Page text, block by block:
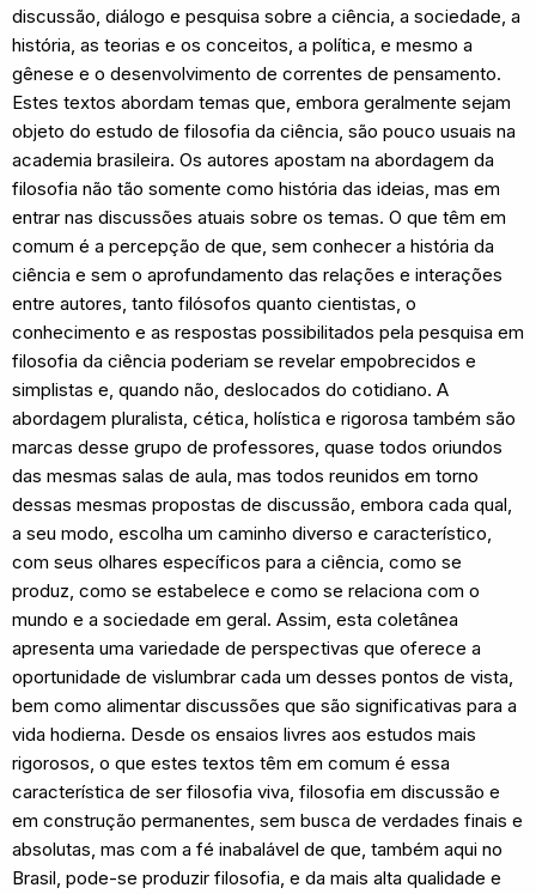
discussão, diálogo e pesquisa sobre a ciência, a sociedade, a
história, as teorias e os conceitos, a política, e mesmo a
gênese e o desenvolvimento de correntes de pensamento.
Estes textos abordam temas que, embora geralmente sejam
objeto do estudo de filosofia da ciência, são pouco usuais na
academia brasileira. Os autores apostam na abordagem da
filosofia não tão somente como história das ideias, mas em
entrar nas discussões atuais sobre os temas. O que têm em
comum é a percepção de que, sem conhecer a história da
ciência e sem o aprofundamento das relações e interações
entre autores, tanto filósofos quanto cientistas, o
conhecimento e as respostas possibilitados pela pesquisa em
filosofia da ciência poderiam se revelar empobrecidos e
simplistas e, quando não, deslocados do cotidiano. A
abordagem pluralista, cética, holística e rigorosa também são
marcas desse grupo de professores, quase todos oriundos
das mesmas salas de aula, mas todos reunidos em torno
dessas mesmas propostas de discussão, embora cada qual,
a seu modo, escolha um caminho diverso e característico,
com seus olhares específicos para a ciência, como se
produz, como se estabelece e como se relaciona com o
mundo e a sociedade em geral. Assim, esta coletânea
apresenta uma variedade de perspectivas que oferece a
oportunidade de vislumbrar cada um desses pontos de vista,
bem como alimentar discussões que são significativas para a
vida hodierna. Desde os ensaios livres aos estudos mais
rigorosos, o que estes textos têm em comum é essa
característica de ser filosofia viva, filosofia em discussão e
em construção permanentes, sem busca de verdades finais e
absolutas, mas com a fé inabalável de que, também aqui no
Brasil, pode-se produzir filosofia, e da mais alta qualidade e